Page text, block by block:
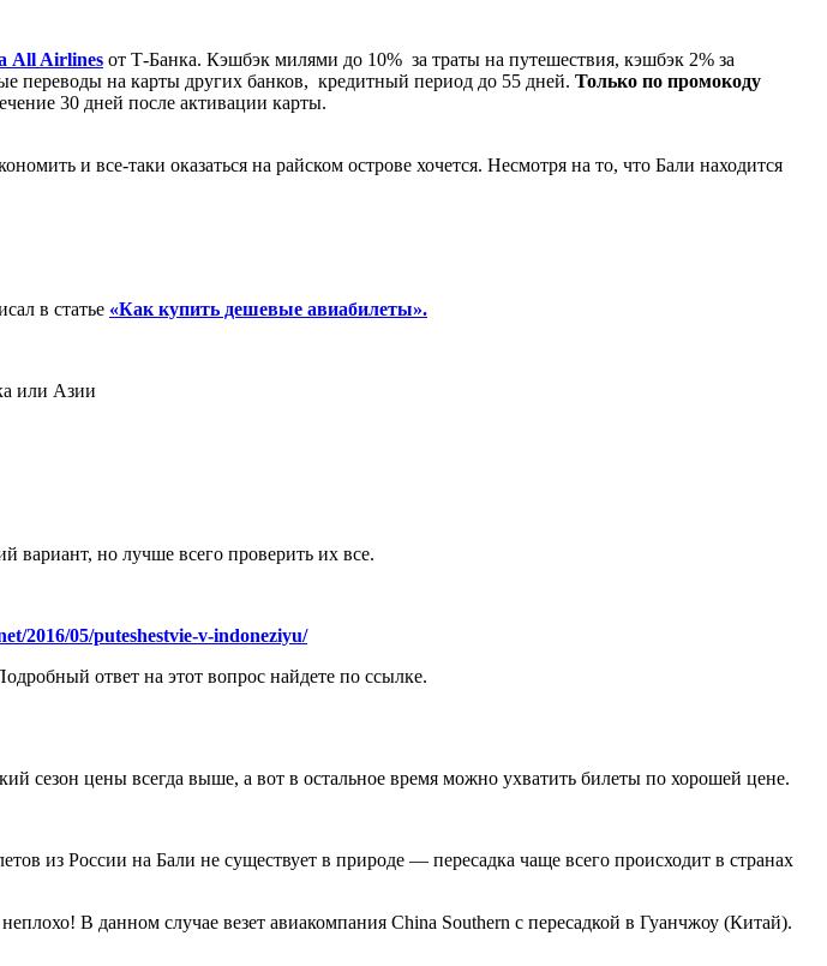
All Airlines от Т-Банка. Кэшбэк милями до 10% за траты на путешествия, кэшбэк 2% за
переводы на карты других банков, кредитный период до 55 дней. Только по промокоду
30 дней после активации карты.
и все-таки оказаться на райском острове хочется. Несмотря на то, что Бали находится
в статье «Как купить дешевые авиабилеты».
или Азии
вариант, но лучше всего проверить их все.
2016/05/puteshestvie-v-indoneziyu/
ответ на этот вопрос найдете по ссылке.
сезон цены всегда выше, а вот в остальное время можно ухватить билеты по хорошей цене.
из России на Бали не существует в природе — пересадка чаще всего происходит в странах
В данном случае везет авиакомпания China Southern с пересадкой в Гуанчжоу (Китай).